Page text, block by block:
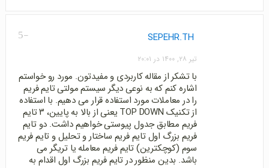
-5 SEPEHR.TH
تیر ۲۸, ۱۴۰۰ در ۲۰:۰۱
با تشکر از مقاله کاربردی و مفیدتون. مورد رو خواستم
اشاره کنم که به نوعی دیگر سیستم مولتی تایم فریم
را در معاملات مورد استفاده قرار می دهیم. با استفاده
از تکنیک TOP DOWN یعنی از بالا به پایین، ۳ تایم
فریم مطابق جدول پیوستی خواهیم داشت. دو تایم
فریم بزرگ اول تایم فریم ساختار و تحلیل و تایم فریم
سوم (کوچکترین) تایم فریم معامله یا تریگر می
باشد. بدین منظور در تایم فریم بزرگ اول اقدام به